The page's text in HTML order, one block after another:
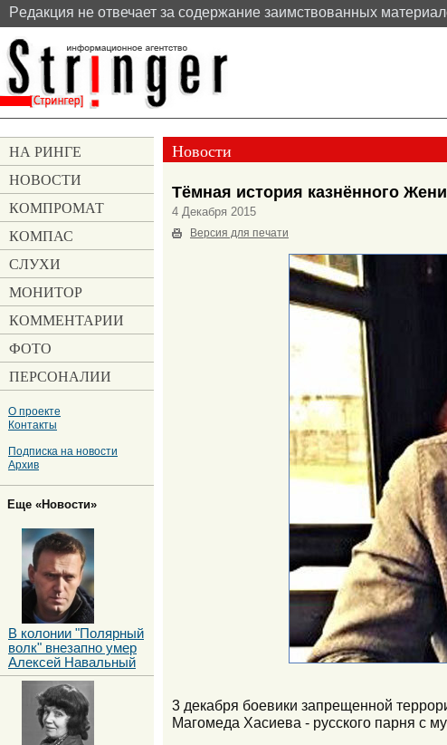
Pедакция не отвечает за содержание заимствованных
Новости
Тёмная история казнённого
4 Декабря 2015
Версия для печати
3 декабря боевики запрещенной
Магомеда Хасиева - русского парня с
НА РИНГЕ
НОВОСТИ
КОМПРОМАТ
КОМПАС
СЛУХИ
МОНИТОР
КОММЕНТАРИИ
ФОТО
ПЕРСОНАЛИИ
О проекте
Контакты
Подписка на новости
Архив
Еще «Новости»
В колонии "Полярный
волк" внезапно умер
Алексей Навальный